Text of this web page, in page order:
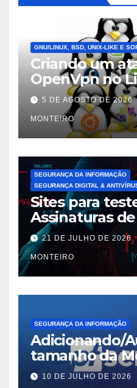
GNU/LINUX, BSD, UNIX-LIKE E
Criando um
OpenVpn no
distros
Mint Linux
5 DE AGOSTO DE 2026
MONTEIRO
SEGURANÇA DA INFORMAÇÃO
SEGURANÇA DIGITAL &
Sites para
Assinaturas
Malwares
21 DE JULHO DE 2026
MONTEIRO
SEGURANÇA DA INFORMAÇÃO
Adicionando/
tamanho da
no PfSense 2.8
10 DE JULHO DE 2026